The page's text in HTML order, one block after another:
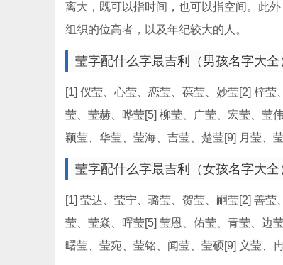
离大，既可以指时间，也可以指空间。此
组织的位高者，以及年纪较大的人。
莹字配什么字最吉利（男孩名字大全
[1] 仪莹、心莹、恋莹、葆莹、妙莹[2] 梓
莹、莹赫、晔莹[5] 柳莹、广莹、宏莹、莹
颖莹、华莹、莹海、吉莹、楚莹[9] 月莹、
莹字配什么字最吉利（女孩名字大全
[1] 莹达、莹宁、璐莹、贺莹、嗣莹[2] 善
莹、莹焱、晖莹[5] 莹恩、佑莹、青莹、边
曙莹、莹宛、莹铭、闻莹、莹硕[9] 义莹、